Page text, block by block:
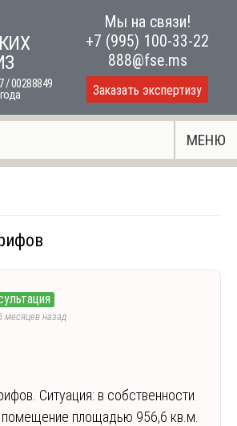
/ 00288849
Мы на связи!
+7 (995) 100-33-22
888@fse.ms
Заказать экспертизу
МЕНЮ
месяцев назад
Ситуация: в собственности
площадью 956,6 кв.м.